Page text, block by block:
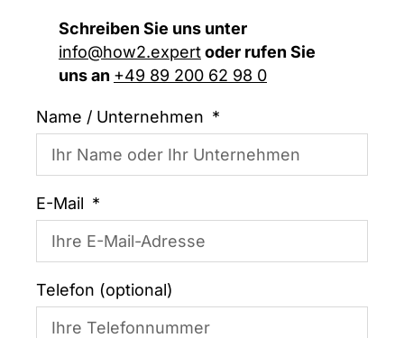
Schreiben Sie uns unter
info@how2.expertoder rufen Sie
uns an +49 89 200 62 98 0
Name / Unternehmen
E-Mail
Telefon (optional)